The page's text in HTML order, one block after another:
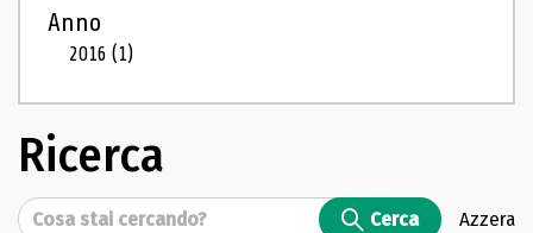
Anno
2016(1)
Ricerca
Cerca Cerca Azzera